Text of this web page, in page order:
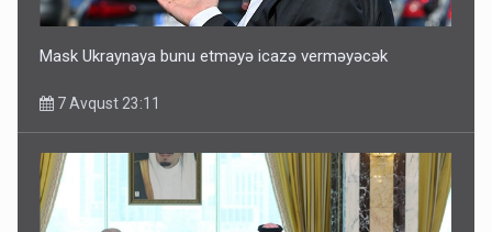
Mask Ukraynaya bunu etməyə icazə verməyəcək
7 Avqust 23:11